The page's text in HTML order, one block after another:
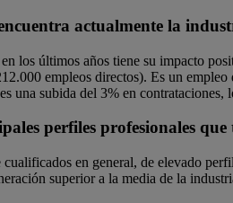
actualmente la
los últimos años tiene su impacto
empleos directos). Es un
una subida del 3% en
perfiles profesionales
cualificados en general, de elevado
superior a la media de la